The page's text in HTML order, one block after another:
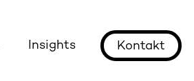
Insights Kontakt